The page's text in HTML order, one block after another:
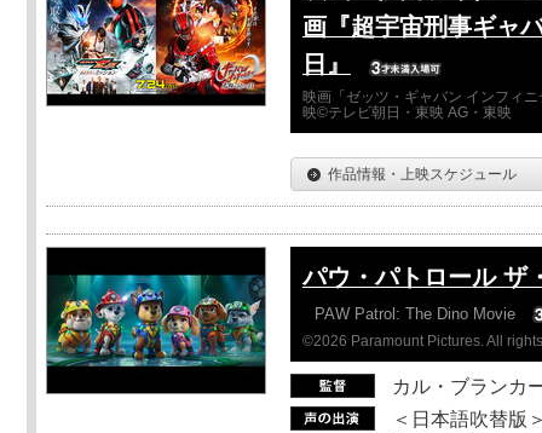
画『超宇宙刑事ギャ
日』
映画「ゼッツ・ギャバン インフィ
映©テレビ朝日・東映 AG・東映
作品情報・上映スケジュール
パウ・パトロール ザ
PAW Patrol: The Dino Movie
©2026 Paramount Pictures. All
カル・ブランカ
＜日本語吹替版